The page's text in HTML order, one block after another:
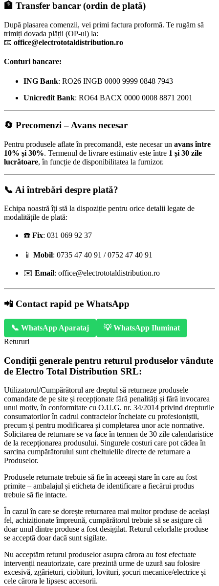
🏦 Transfer bancar (ordin de plată)
După plasarea comenzii, vei primi factura proformă. Te rugăm să
trimiți dovada plății (OP-ul) la:
📧 office@electrototaldistribution.ro
Conturi bancare:
ING Bank: RO26 INGB 0000 9999 0848 7943
Unicredit Bank: RO64 BACX 0000 0008 8871 2001
🔄 Precomenzi – Avans necesar
Pentru produsele aflate în precomandă, este necesar un avans între
10% și 30%. Termenul de livrare estimativ este între 1 și 30 zile
lucrătoare, în funcție de disponibilitatea la furnizor.
📞 Ai întrebări despre plată?
Echipa noastră îți stă la dispoziție pentru orice detalii legate de
modalitățile de plată:
☎️ Fix: 031 069 92 37
📱 Mobil: 0735 47 40 91 / 0752 47 40 91
✉️ Email: office@electrototaldistribution.ro
📲 Contact rapid pe WhatsApp
📞 WhatsApp Aparataj
💡 WhatsApp Iluminat
Retururi
Condiții generale pentru returul produselor vândute
de Electro Total Distribution SRL:
Utilizatorul/Cumpărătorul are dreptul să returneze produsele
comandate de pe site și recepționate fără penalități și fără invocarea
unui motiv, în conformitate cu O.U.G. nr. 34/2014 privind drepturile
consumatorilor în cadrul contractelor încheiate cu profesioniștii,
precum și pentru modificarea și completarea unor acte normative.
Solicitarea de returnare se va face în termen de 30 zile calendaristice
de la recepționarea produsului. Singurele costuri care pot cădea în
sarcina cumpărătorului sunt cheltuielile directe de returnare a
Produselor.
Produsele returnate trebuie să fie în aceeași stare în care au fost
primite – ambalajul și eticheta de identificare a fiecărui produs
trebuie să fie intacte.
În cazul în care se dorește returnarea mai multor produse de același
fel, achiziționate împreună, cumpărătorul trebuie să se asigure că
doar unul dintre produse a fost desigilat. Returul celorlalte produse
se acceptă doar dacă sunt sigilate.
Nu acceptăm returul produselor asupra cărora au fost efectuate
intervenții neautorizate, care prezintă urme de uzură sau folosire
excesivă, zgârieturi, ciobituri, lovituri, șocuri mecanice/electrice și
cele cărora le lipsesc accesorii.